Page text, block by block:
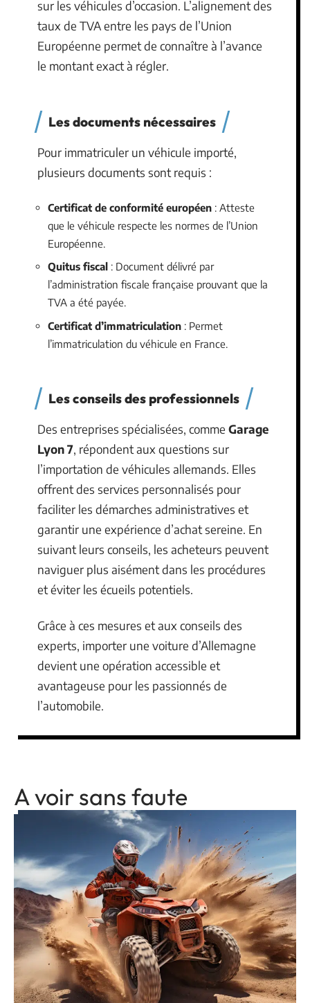
sur les véhicules d’occasion. L’alignement des
taux de TVA entre les pays de l’Union
Européenne permet de connaître à l’avance
le montant exact à régler.
Les documents nécessaires
Pour immatriculer un véhicule importé,
plusieurs documents sont requis :
Certificat de conformité européen : Atteste
que le véhicule respecte les normes de l’Union
Européenne.
Quitus fiscal : Document délivré par
l’administration fiscale française prouvant que la
TVA a été payée.
Certificat d’immatriculation : Permet
l’immatriculation du véhicule en France.
Les conseils des professionnels
Des entreprises spécialisées, comme Garage
Lyon 7, répondent aux questions sur
l’importation de véhicules allemands. Elles
offrent des services personnalisés pour
faciliter les démarches administratives et
garantir une expérience d’achat sereine. En
suivant leurs conseils, les acheteurs peuvent
naviguer plus aisément dans les procédures
et éviter les écueils potentiels.
Grâce à ces mesures et aux conseils des
experts, importer une voiture d’Allemagne
devient une opération accessible et
avantageuse pour les passionnés de
l’automobile.
A voir sans faute